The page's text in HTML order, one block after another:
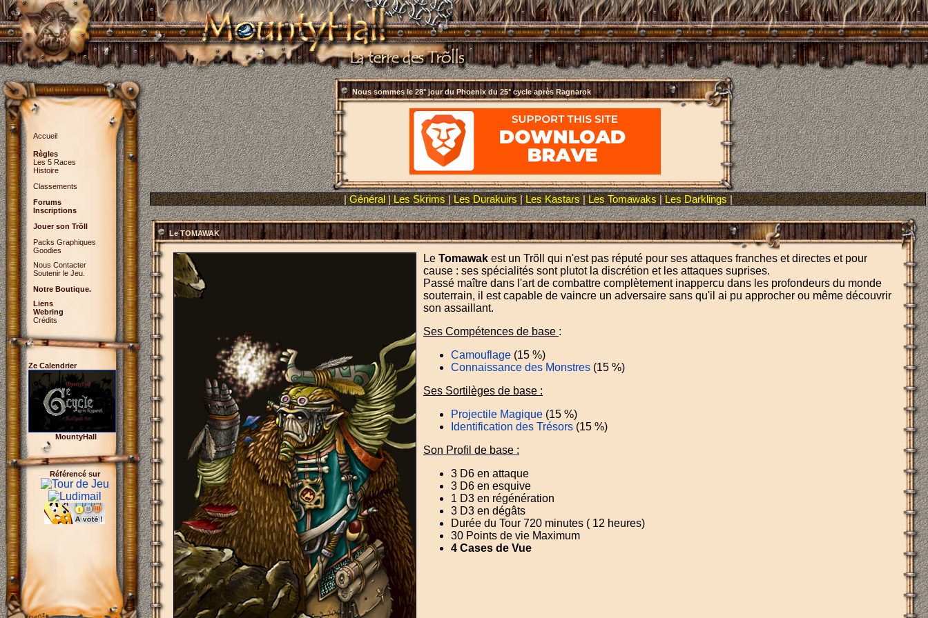
Accueil
Règles
Les 5 Races
Histoire
Classements
Forums
Inscriptions
Jouer son Trõll
Packs Graphiques
Goodies
Nous Contacter
Soutenir le Jeu.
Notre Boutique.
Liens
Webring
Crédits
Ze Calendrier
MountyHall
Référencé sur
Nous sommes le 28° jour du Phoenix du 25° cycle après Ragnarok
|Général|Les Skrims|Les Durakuirs|Les Kastars|Les Tomawaks|Les Darklings|
Le TOMAWAK
Le Tomawak est un Trõll qui n'est pas réputé pour ses attaques franches et directes et pour
cause : ses spécialités sont plutot la discrétion et les attaques suprises.
Passé maître dans l'art de combattre complètement inappercu dans les profondeurs du monde
souterrain, il est capable de vaincre un adversaire sans qu'il ai pu approcher ou même découvrir
son assaillant.
Ses Compétences de base :
Camouflage (15 %)
Connaissance des Monstres (15 %)
Ses Sortilèges de base :
Projectile Magique (15 %)
Identification des Trésors (15 %)
Son Profil de base :
3 D6 en attaque
3 D6 en esquive
1 D3 en régénération
3 D3 en dégâts
Durée du Tour 720 minutes ( 12 heures)
30 Points de vie Maximum
4 Cases de Vue